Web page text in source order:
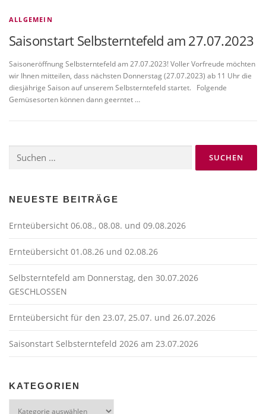
ALLGEMEIN
Saisonstart Selbsterntefeld am 27.07.2023
Saisoneröffnung Selbsterntefeld am 27.07.2023! Voller Vorfreude möchten
wir Ihnen mitteilen, dass nächsten Donnerstag (27.07.2023) ab 11 Uhr die
diesjährige Saison auf unserem Selbsterntefeld startet. Folgende
Gemüsesorten können dann geerntet …
nach:
NEUESTE BEITRÄGE
Ernteübersicht 06.08., 08.08. und 09.08.2026
Ernteübersicht 01.08.26 und 02.08.26
Selbsterntefeld am Donnerstag, den 30.07.2026
GESCHLOSSEN
Ernteübersicht für den 23.07, 25.07. und 26.07.2026
Saisonstart Selbsterntefeld 2026 am 23.07.2026
KATEGORIEN